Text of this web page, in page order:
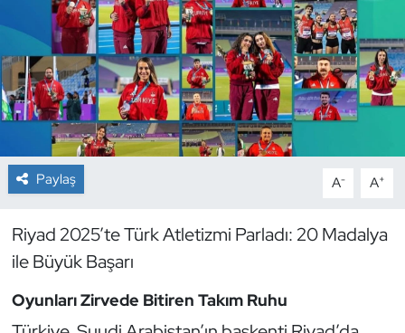
Paylaş A- A+
Riyad 2025’te Türk Atletizmi Parladı: 20 Madalya
ile Büyük Başarı
Oyunları Zirvede Bitiren Takım Ruhu
Çim Hokeyi
Cimnastik
Curling
Dağcılık
Dövüş Sanatı
E-Spor